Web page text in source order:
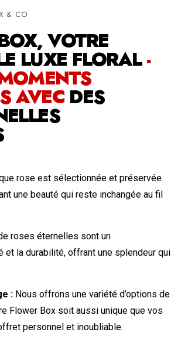
& CO
VOTRE
LUXE FLORAL-
AVEC DES
rose est sélectionnée et préservée
une beauté qui reste inchangée au fil
roses éternelles sont un
et la durabilité, offrant une splendeur qui
: Nous offrons une variété d’options de
Flower Box soit aussi unique que vos
personnel et inoubliable.